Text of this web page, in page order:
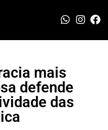
mais
defende
das